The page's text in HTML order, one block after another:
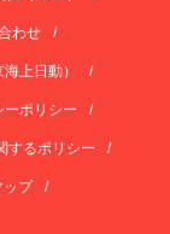
わせ
上日動）
ーポリシー
するポリシー
ップ